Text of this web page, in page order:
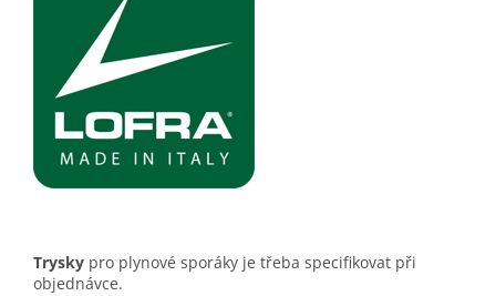
Trysky pro plynové sporáky je třeba specifikovat při
objednávce.